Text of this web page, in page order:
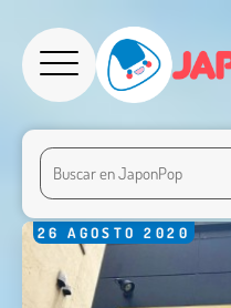
26 AGOSTO 2020